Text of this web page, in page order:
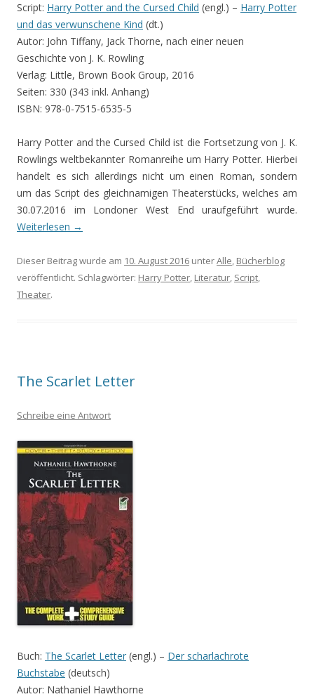
Script: Harry Potter and the Cursed Child (engl.) – Harry Potter
und das verwunschene Kind (dt.)
Autor: John Tiffany, Jack Thorne, nach einer neuen
Geschichte von J. K. Rowling
Verlag: Little, Brown Book Group, 2016
Seiten: 330 (343 inkl. Anhang)
ISBN: 978-0-7515-6535-5
Harry Potter and the Cursed Child ist die Fortsetzung von J. K.
Rowlings weltbekannter Romanreihe um Harry Potter. Hierbei
handelt es sich allerdings nicht um einen Roman, sondern
um das Script des gleichnamigen Theaterstücks, welches am
30.07.2016 im Londoner West End uraufgeführt wurde.
Weiterlesen →
Dieser Beitrag wurde am 10. August 2016 unterAlle, Bücherblog
veröffentlicht. Schlagwörter: Harry Potter, Literatur, Script,
Theater.
The Scarlet Letter
Schreibe eine Antwort
Buch: The Scarlet Letter (engl.) – Der scharlachrote
Buchstabe (deutsch)
Autor: Nathaniel Hawthorne